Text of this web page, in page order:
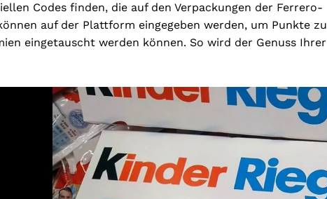
Codes finden, die auf den Verpackungen der Ferrero-
auf der Plattform eingegeben werden, um Punkte zu
eingetauscht werden können. So wird der Genuss Ihrer